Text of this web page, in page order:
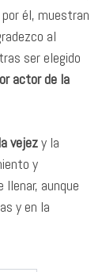
él, muestran
al
ser elegido
actor de la
vejezy la
y
aunque
y en la